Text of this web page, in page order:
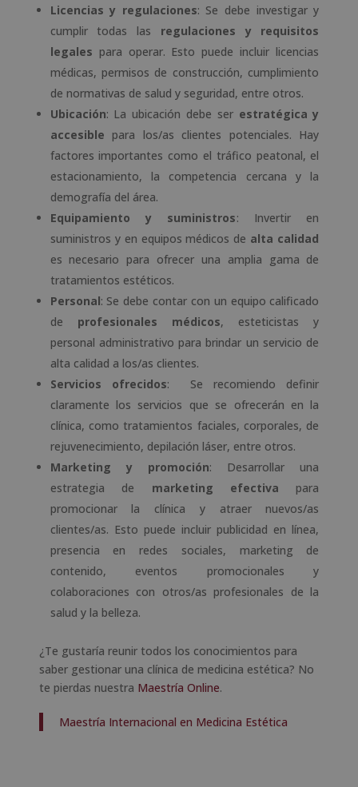
Licencias y regulaciones: Se debe investigar y
cumplir todas las regulaciones y requisitos
legales para operar. Esto puede incluir licencias
médicas, permisos de construcción, cumplimiento
de normativas de salud y seguridad, entre otros.
Ubicación: La ubicación debe ser estratégica y
accesible para los/as clientes potenciales. Hay
factores importantes como el tráfico peatonal, el
estacionamiento, la competencia cercana y la
demografía del área.
Equipamiento y suministros: Invertir en
suministros y en equipos médicos de alta calidad
es necesario para ofrecer una amplia gama de
tratamientos estéticos.
Personal: Se debe contar con un equipo calificado
de profesionales médicos, esteticistas y
personal administrativo para brindar un servicio de
alta calidad a los/as clientes.
Servicios ofrecidos: Se recomiendo definir
claramente los servicios que se ofrecerán en la
clínica, como tratamientos faciales, corporales, de
rejuvenecimiento, depilación láser, entre otros.
Marketing y promoción: Desarrollar una
estrategia de marketing efectiva para
promocionar la clínica y atraer nuevos/as
clientes/as. Esto puede incluir publicidad en línea,
presencia en redes sociales, marketing de
contenido, eventos promocionales y
colaboraciones con otros/as profesionales de la
salud y la belleza.
¿Te gustaría reunir todos los conocimientos para
saber gestionar una clínica de medicina estética? No
te pierdas nuestra Maestría Online.
Maestría Internacional en Medicina Estética